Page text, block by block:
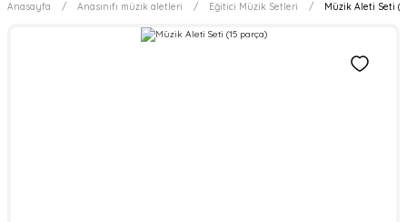
Anasayfa Anasınıfı müzik aletleri Eğitici Müzik Setleri Müzik Aleti Seti